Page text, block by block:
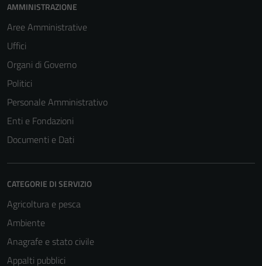
AMMINISTRAZIONE
Aree Amministrative
Uffici
Organi di Governo
Politici
Personale Amministrativo
Enti e Fondazioni
Documenti e Dati
CATEGORIE DI SERVIZIO
Agricoltura e pesca
Ambiente
Anagrafe e stato civile
Appalti pubblici